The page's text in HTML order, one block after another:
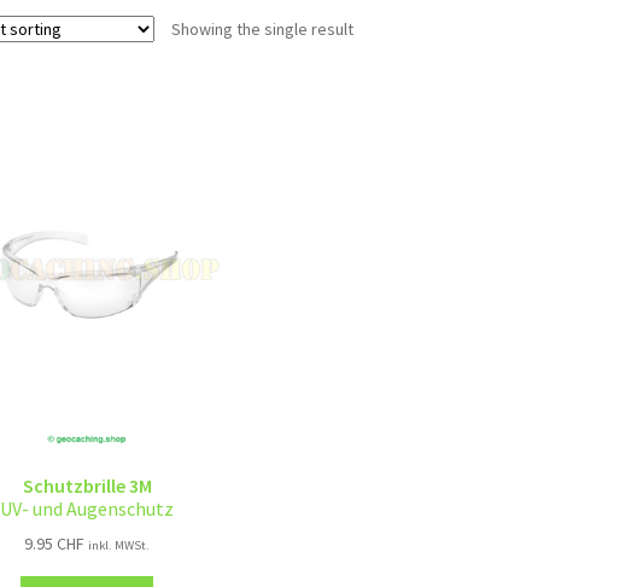
Showing the single result
Schutzbrille 3M
UV- und Augenschutz
9.95CHF inkl. MWSt.